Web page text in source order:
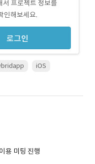
서 프로젝트 정보를
인해보세요.
로그인
iOS
용 미팅 진행